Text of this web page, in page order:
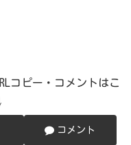
コピー・コメントはこ
コメント